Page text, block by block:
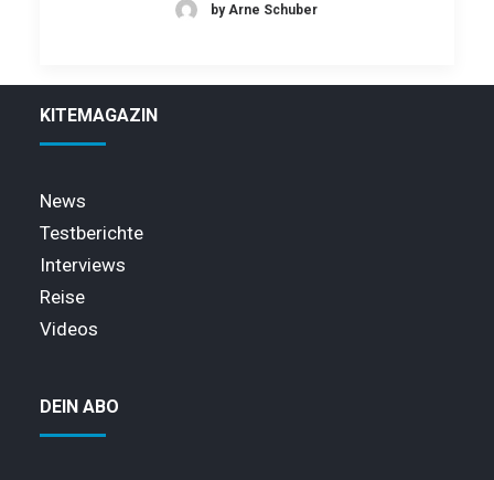
by Arne Schuber
KITEMAGAZIN
News
Testberichte
Interviews
Reise
Videos
DEIN ABO